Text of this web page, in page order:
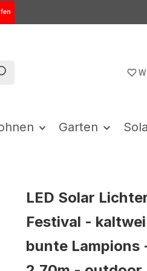
Garten
LED Solar
Festival -
bunte Lampions